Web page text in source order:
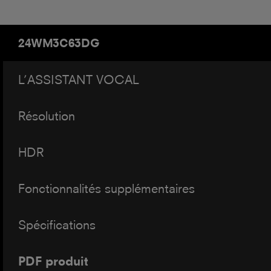
24WM3C63DG
L’ASSISTANT VOCAL
Résolution
HDR
Fonctionnalités supplémentaires
Spécifications
PDF produit